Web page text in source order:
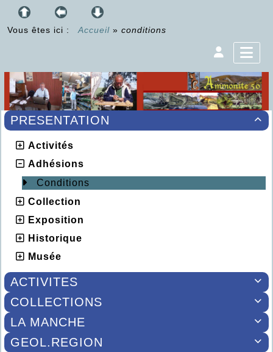
Vous êtes ici : Accueil » conditions

PRESENTATION
Activités
Adhésions
Conditions
Collection
Exposition
Historique
Musée

ACTIVITES

COLLECTIONS

LA MANCHE

GEOL.REGION